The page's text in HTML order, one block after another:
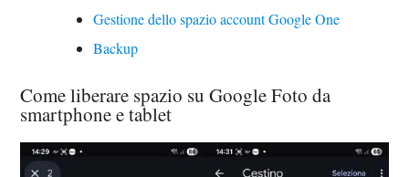
Gestione dello spazio account Google One
Backup
Come liberare spazio su Google Foto da
smartphone e tablet